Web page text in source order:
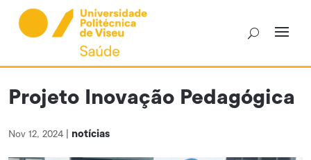
content
Projeto Inovação Pedagógica
Nov 12, 2024 notícias